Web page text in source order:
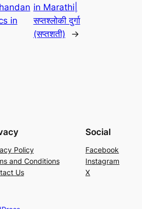
in
in Marathi|
सप्तश्लोकी दुर्गा
(सप्तशती)
→
Policy
and Conditions
Us
Social
Facebook
Instagram
X